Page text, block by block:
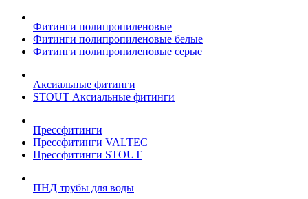
Фитинги полипропиленовые
Фитинги полипропиленовые белые
Фитинги полипропиленовые серые
Аксиальные фитинги
STOUT Аксиальные фитинги
Прессфитинги
Прессфитинги VALTEC
Прессфитинги STOUT
ПНД трубы для воды